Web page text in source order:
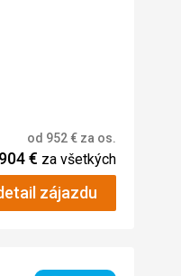
od 952€ za os.
€ za všetkých
zájazdu